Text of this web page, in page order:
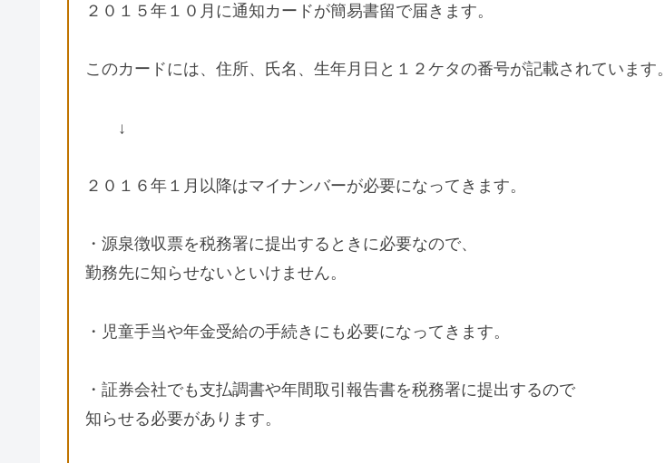
２０１５年１０月に通知カードが簡易書留で届きます。
このカードには、住所、氏名、生年月日と１２ケタの番号が記載されています。
↓
２０１６年１月以降はマイナンバーが必要になってきます。
・源泉徴収票を税務署に提出するときに必要なので、
勤務先に知らせないといけません。
・児童手当や年金受給の手続きにも必要になってきます。
・証券会社でも支払調書や年間取引報告書を税務署に提出するので
知らせる必要があります。